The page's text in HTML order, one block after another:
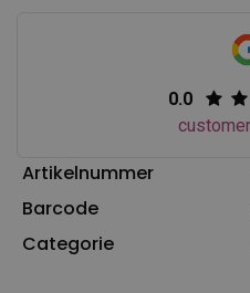
0.0
Artikelnummer
Barcode
Categorie